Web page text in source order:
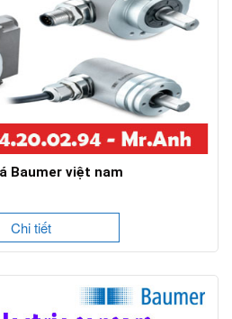
Baumer việt nam
Chi tiết